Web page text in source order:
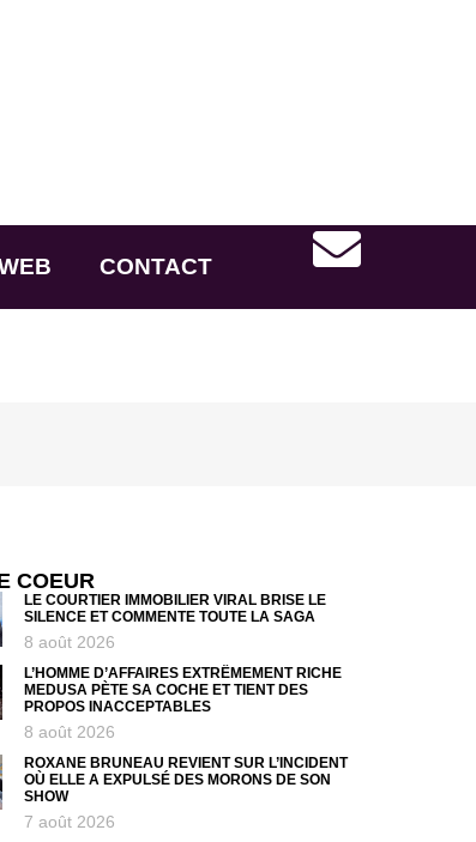
CONTACT
COEUR
LE COURTIER IMMOBILIER VIRAL BRISE LE
SILENCE ET COMMENTE TOUTE LA SAGA
8 août 2026
L’HOMME D’AFFAIRES EXTRÊMEMENT RICHE
MEDUSA PÈTE SA COCHE ET TIENT DES
PROPOS INACCEPTABLES
8 août 2026
ROXANE BRUNEAU REVIENT SUR L’INCIDENT
OÙ ELLE A EXPULSÉ DES MORONS DE SON
SHOW
7 août 2026